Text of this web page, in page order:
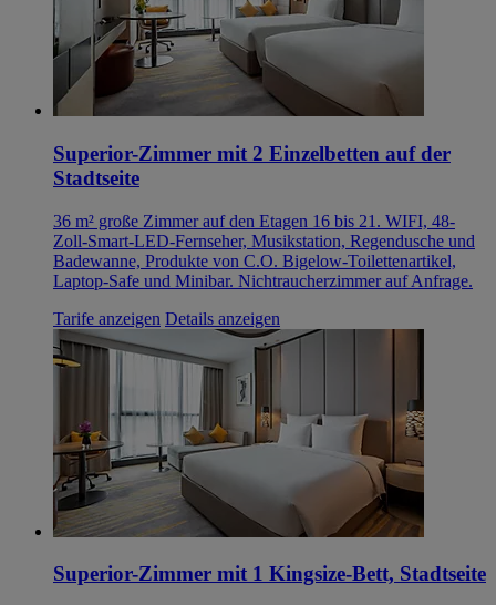
Superior-Zimmer mit 2 Einzelbetten auf der
Stadtseite
36 m² große Zimmer auf den Etagen 16 bis 21. WIFI, 48-
Zoll-Smart-LED-Fernseher, Musikstation, Regendusche und
Badewanne, Produkte von C.O. Bigelow-Toilettenartikel,
Laptop-Safe und Minibar. Nichtraucherzimmer auf Anfrage.
Tarife anzeigen Details anzeigen
Superior-Zimmer mit 1 Kingsize-Bett, Stadtseite